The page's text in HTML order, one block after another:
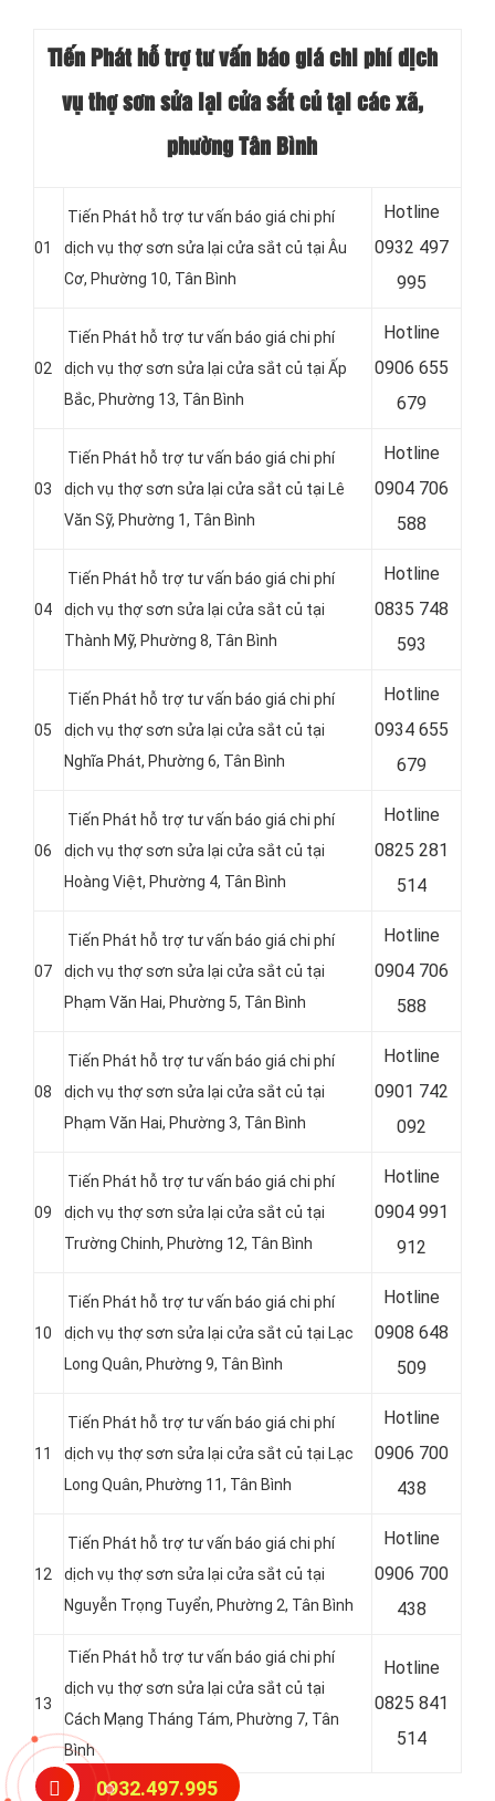
Tiến Phát hỗ trợ tư vấn báo giá chi phí dịch
vụ thợ sơn sửa lại cửa sắt củ tại các xã,
phường Tân Bình
01
Tiến Phát hỗ trợ tư vấn báo giá chi phí
dịch vụ thợ sơn sửa lại cửa sắt củ tại Âu
Cơ, Phường 10, Tân Bình
Hotline
0932 497
995
02
Tiến Phát hỗ trợ tư vấn báo giá chi phí
dịch vụ thợ sơn sửa lại cửa sắt củ tại Ấp
Bắc, Phường 13, Tân Bình
Hotline
0906 655
679
03
Tiến Phát hỗ trợ tư vấn báo giá chi phí
dịch vụ thợ sơn sửa lại cửa sắt củ tại Lê
Văn Sỹ, Phường 1, Tân Bình
Hotline
0904 706
588
04
Tiến Phát hỗ trợ tư vấn báo giá chi phí
dịch vụ thợ sơn sửa lại cửa sắt củ tại
Thành Mỹ, Phường 8, Tân Bình
Hotline
0835 748
593
05
Tiến Phát hỗ trợ tư vấn báo giá chi phí
dịch vụ thợ sơn sửa lại cửa sắt củ tại
Nghĩa Phát, Phường 6, Tân Bình
Hotline
0934 655
679
06
Tiến Phát hỗ trợ tư vấn báo giá chi phí
dịch vụ thợ sơn sửa lại cửa sắt củ tại
Hoàng Việt, Phường 4, Tân Bình
Hotline
0825 281
514
07
Tiến Phát hỗ trợ tư vấn báo giá chi phí
dịch vụ thợ sơn sửa lại cửa sắt củ tại
Phạm Văn Hai, Phường 5, Tân Bình
Hotline
0904 706
588
08
Tiến Phát hỗ trợ tư vấn báo giá chi phí
dịch vụ thợ sơn sửa lại cửa sắt củ tại
Phạm Văn Hai, Phường 3, Tân Bình
Hotline
0901 742
092
09
Tiến Phát hỗ trợ tư vấn báo giá chi phí
dịch vụ thợ sơn sửa lại cửa sắt củ tại
Trường Chinh, Phường 12, Tân Bình
Hotline
0904 991
912
10
Tiến Phát hỗ trợ tư vấn báo giá chi phí
dịch vụ thợ sơn sửa lại cửa sắt củ tại Lạc
Long Quân, Phường 9, Tân Bình
Hotline
0908 648
509
11
Tiến Phát hỗ trợ tư vấn báo giá chi phí
dịch vụ thợ sơn sửa lại cửa sắt củ tại Lạc
Long Quân, Phường 11, Tân Bình
Hotline
0906 700
438
12
Tiến Phát hỗ trợ tư vấn báo giá chi phí
dịch vụ thợ sơn sửa lại cửa sắt củ tại
Nguyễn Trọng Tuyển, Phường 2, Tân Bình
Hotline
0906 700
438
13
Tiến Phát hỗ trợ tư vấn báo giá chi phí
dịch vụ thợ sơn sửa lại cửa sắt củ tại
Cách Mạng Tháng Tám, Phường 7, Tân
Bình
Hotline
0825 841
514
0932.497.995